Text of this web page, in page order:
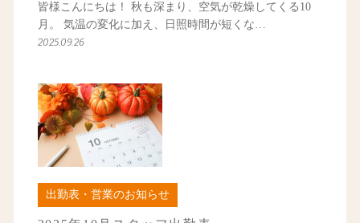
皆様こんにちは！ 秋も深まり、空気が乾燥してくる10
月。 気温の変化に加え、日照時間が短くな…
2025.09.26
出勤表・営業のお知らせ